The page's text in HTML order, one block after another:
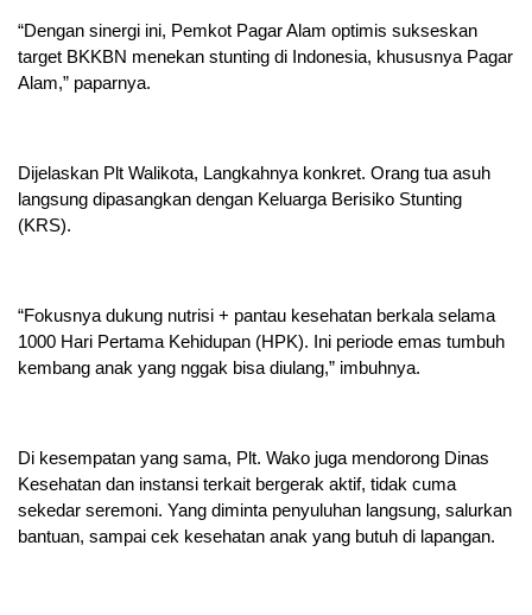
“Dengan sinergi ini, Pemkot Pagar Alam optimis sukseskan
target BKKBN menekan stunting di Indonesia, khususnya Pagar
Alam,” paparnya.
Dijelaskan Plt Walikota, Langkahnya konkret. Orang tua asuh
langsung dipasangkan dengan Keluarga Berisiko Stunting
(KRS).
“Fokusnya dukung nutrisi + pantau kesehatan berkala selama
1000 Hari Pertama Kehidupan (HPK). Ini periode emas tumbuh
kembang anak yang nggak bisa diulang,” imbuhnya.
Di kesempatan yang sama, Plt. Wako juga mendorong Dinas
Kesehatan dan instansi terkait bergerak aktif, tidak cuma
sekedar seremoni. Yang diminta penyuluhan langsung, salurkan
bantuan, sampai cek kesehatan anak yang butuh di lapangan.